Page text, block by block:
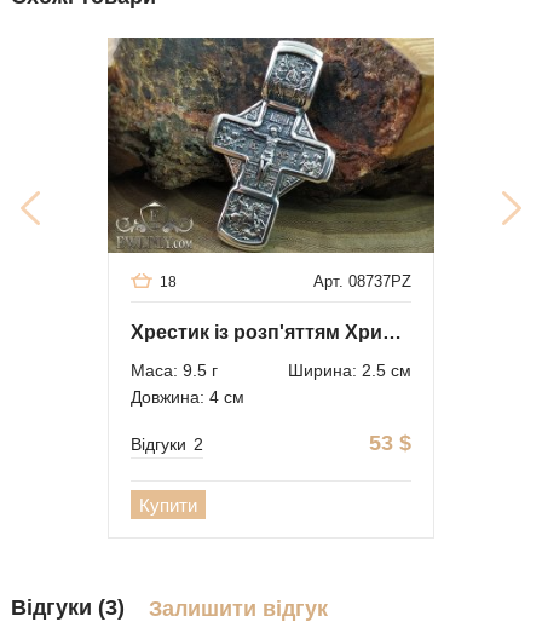
Арт. 08737PZ
18
Хрестик із розп'яттям Христовим із срібла
Маса: 9.5 г
Ширина: 2.5 см
Довжина: 4 см
53 $
Відгуки 2
Купити
Відгуки (3) Залишити відгук